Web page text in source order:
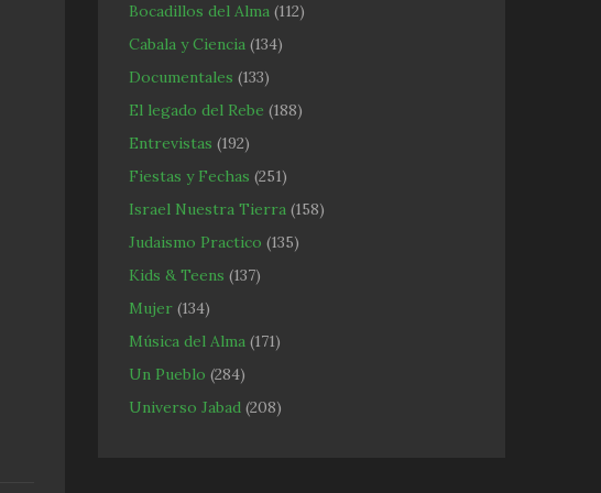
Bocadillos del Alma (112)
Cabala y Ciencia (134)
Documentales (133)
El legado del Rebe (188)
Entrevistas (192)
Fiestas y Fechas (251)
Israel Nuestra Tierra (158)
Judaismo Practico (135)
Kids & Teens (137)
Mujer (134)
Música del Alma (171)
Un Pueblo (284)
Universo Jabad (208)